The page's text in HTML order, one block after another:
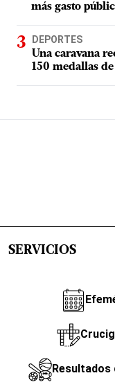
más gasto
DEPORTES
Una caravana
150 medallas
SERVICIOS
Resultados